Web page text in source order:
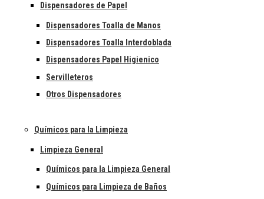
Dispensadores de Papel
Dispensadores Toalla de Manos
Dispensadores Toalla Interdoblada
Dispensadores Papel Higienico
Servilleteros
Otros Dispensadores
Químicos para la Limpieza
Limpieza General
Químicos para la Limpieza General
Químicos para Limpieza de Baños